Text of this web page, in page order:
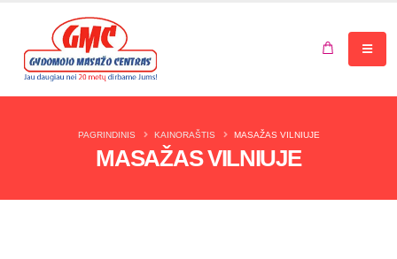
Jūsų krepšelis tuščias.
MASAŽAS VILNIUJE
PAGRINDINIS KAINORAŠTIS MASAŽAS VILNIUJE